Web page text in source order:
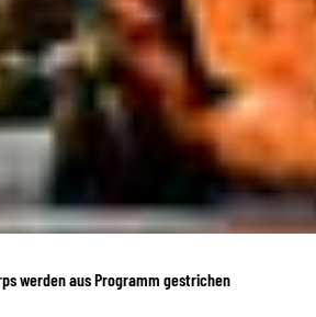
werden aus Programm gestrichen